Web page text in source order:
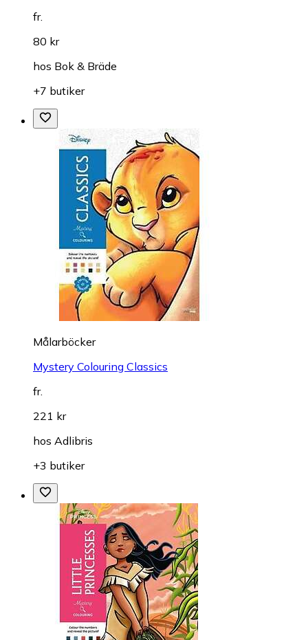
fr.
80 kr
hos Bok & Bräde
+7 butiker
Målarböcker
Mystery Colouring Classics
fr.
221 kr
hos Adlibris
+3 butiker